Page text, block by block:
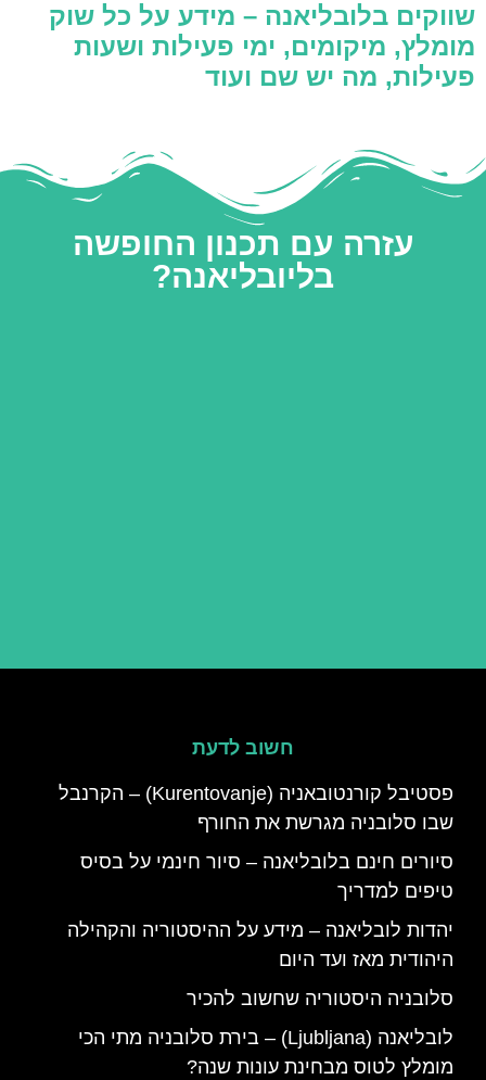
שווקים בלובליאנה – מידע על כל שוק
מומלץ, מיקומים, ימי פעילות ושעות
פעילות, מה יש שם ועוד
עזרה עם תכנון החופשה
בליובליאנה?
חשוב לדעת
פסטיבל קורנטובאניה (Kurentovanje) – הקרנבל
שבו סלובניה מגרשת את החורף
סיורים חינם בלובליאנה – סיור חינמי על בסיס
טיפים למדריך
יהדות לובליאנה – מידע על ההיסטוריה והקהילה
היהודית מאז ועד היום
סלובניה היסטוריה שחשוב להכיר
לובליאנה (Ljubljana) – בירת סלובניה מתי הכי
מומלץ לטוס מבחינת עונות שנה?